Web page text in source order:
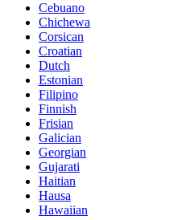
Cebuano
Chichewa
Corsican
Croatian
Dutch
Estonian
Filipino
Finnish
Frisian
Galician
Georgian
Gujarati
Haitian
Hausa
Hawaiian